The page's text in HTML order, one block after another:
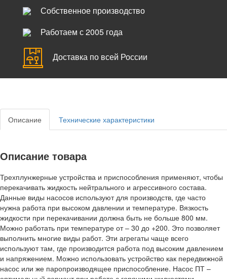
Собственное производство
Работаем с 2005 года
Доставка по всей России
Описание Технические характеристики
Описание товара
Трехплунжерные устройства и приспособления применяют, чтобы
перекачивать жидкость нейтрального и агрессивного состава.
Данные виды насосов используют для производств, где часто
нужна работа при высоком давлении и температуре. Вязкость
жидкости при перекачивании должна быть не больше 800 мм.
Можно работать при температуре от – 30 до +200. Это позволяет
выполнить многие виды работ. Эти агрегаты чаще всего
используют там, где производится работа под высоким давлением
и напряжением. Можно использовать устройство как передвижной
насос или же паропроизводящее приспособление. Насос ПТ –